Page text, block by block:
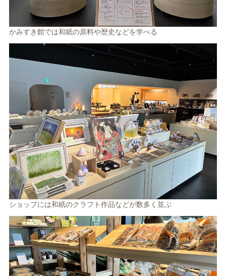
かみすき館では和紙の原料や歴史などを学べる
ショップには和紙のクラフト作品などが数多く並ぶ